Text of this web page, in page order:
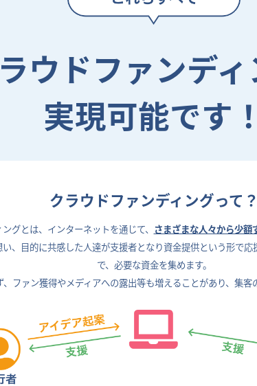
ウドファンデ
実現可能です！
クラウドファンディングって？
グとは、 インターネットを通じて、 さまざまな人々から少
、目的に共感した人達が支援者となり資金提供という形で
で、 必要な資金を集めます。
ファン獲得やメディアへの露出等も増えることがあり、 集客